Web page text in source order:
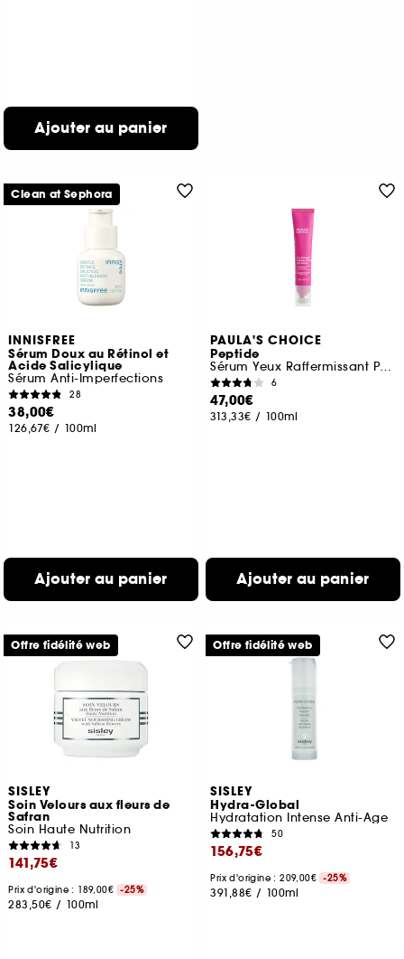
Ajouter au panier
INNISFREE
Sérum Doux au Rétinol et
Acide Salicylique
Sérum Anti-Imperfections
28
38,00€
126,67€ / 100ml
Ajouter au panier
Clean at Sephora
PAULA'S CHOICE
Peptide
Sérum Yeux Raffermissant Peptides Pro-Collagène
6
47,00€
313,33€ / 100ml
Ajouter au panier
SISLEY
Soin Velours aux fleurs de
Safran
Soin Haute Nutrition
13
141,75€
Prix d'origine : 189,00€ -25%
283,50€ / 100ml
Offre fidélité web
SISLEY
Hydra-Global
Hydratation Intense Anti-Age
50
156,75€
Prix d'origine : 209,00€ -25%
391,88€ / 100ml
Offre fidélité web